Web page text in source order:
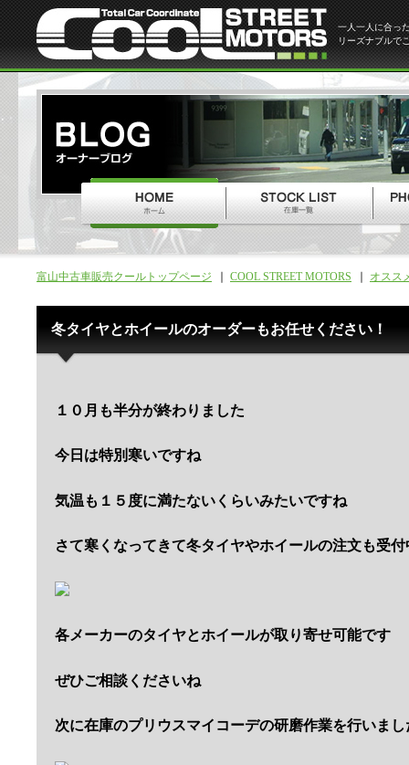
一人一人に合っ
リーズナブルで
富山中古車販売クールトップページ COOL STREET MOTORS オスス
冬タイヤとホイールのオーダーもお任せください！
１０月も半分が終わりました
今日は特別寒いですね
気温も１５度に満たないくらいみたいですね
さて寒くなってきて冬タイヤやホイールの注文も受
各メーカーのタイヤとホイールが取り寄せ可能です
ぜひご相談くださいね
次に在庫のプリウスマイコーデの研磨作業を行いまし